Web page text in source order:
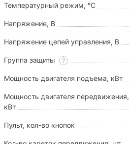
Температурный режим, °С
Напряжение, В
Напряжение цепей управления, В
Группа защиты ?
Мощность двигателя подъема, кВт
Мощность двигателя передвижения,
кВт
Пульт, кол-во кнопок